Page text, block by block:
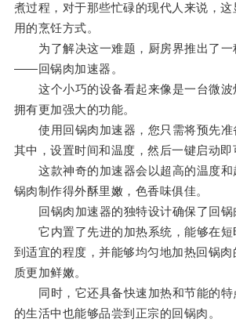
煮过程，对于那些忙碌的现代人来说，
用的烹饪方式。
为了解决这一难题，厨房界推出了一
——回锅肉加速器。
这个小巧的设备看起来像是一台微波
拥有更加强大的功能。
使用回锅肉加速器，您只需将预先准
其中，设置时间和温度，然后一键启动即
这款神奇的加速器会以超高的温度和
锅肉制作得外酥里嫩，色香味俱佳。
回锅肉加速器的独特设计确保了回锅
它内置了先进的加热系统，能够在短
到适宜的程度，并能够均匀地加热回锅
质更加鲜嫩。
同时，它还具备快速加热和节能的特
的生活中也能够品尝到正宗的回锅肉。